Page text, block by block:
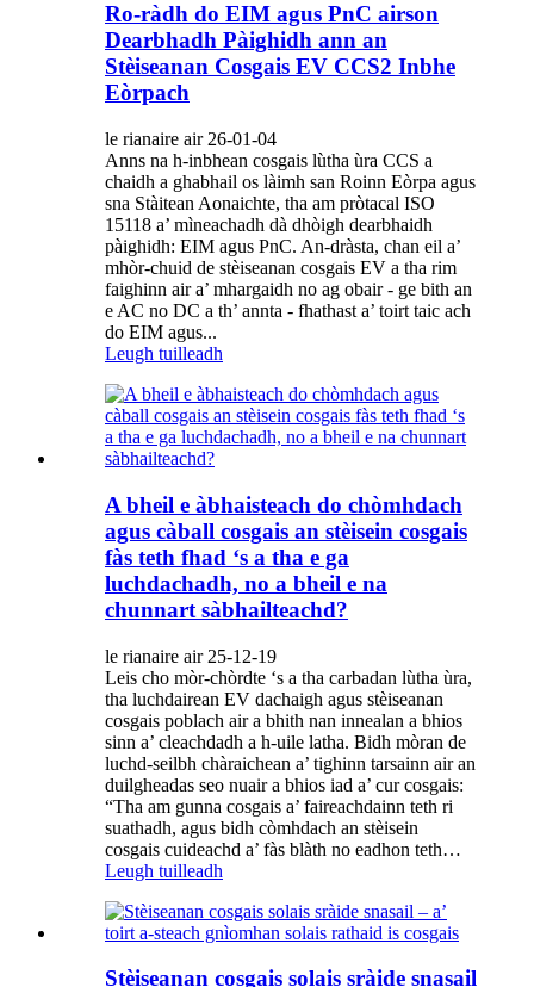
Ro-ràdh do EIM agus PnC airson
Dearbhadh Pàighidh ann an
Stèiseanan Cosgais EV CCS2 Inbhe
Eòrpach
le rianaire air 26-01-04
Anns na h-inbhean cosgais lùtha ùra CCS a
chaidh a ghabhail os làimh san Roinn Eòrpa agus
sna Stàitean Aonaichte, tha am pròtacal ISO
15118 a’ mìneachadh dà dhòigh dearbhaidh
pàighidh: EIM agus PnC. An-dràsta, chan eil a’
mhòr-chuid de stèiseanan cosgais EV a tha rim
faighinn air a’ mhargaidh no ag obair - ge bith an
e AC no DC a th’ annta - fhathast a’ toirt taic ach
do EIM agus...
Leugh tuilleadh
A bheil e àbhaisteach do chòmhdach
agus càball cosgais an stèisein cosgais
fàs teth fhad ‘s a tha e ga
luchdachadh, no a bheil e na
chunnart sàbhailteachd?
le rianaire air 25-12-19
Leis cho mòr-chòrdte ‘s a tha carbadan lùtha ùra,
tha luchdairean EV dachaigh agus stèiseanan
cosgais poblach air a bhith nan innealan a bhios
sinn a’ cleachdadh a h-uile latha. Bidh mòran de
luchd-seilbh chàraichean a’ tighinn tarsainn air an
duilgheadas seo nuair a bhios iad a’ cur cosgais:
“Tha am gunna cosgais a’ faireachdainn teth ri
suathadh, agus bidh còmhdach an stèisein
cosgais cuideachd a’ fàs blàth no eadhon teth…
Leugh tuilleadh
Stèiseanan cosgais solais sràide snasail